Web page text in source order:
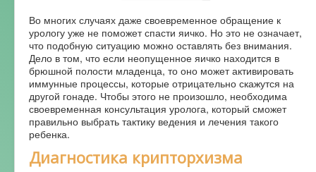
Во многих случаях даже своевременное обращение к
урологу уже не поможет спасти яичко. Но это не означает,
что подобную ситуацию можно оставлять без внимания.
Дело в том, что если неопущенное яичко находится в
брюшной полости младенца, то оно может активировать
иммунные процессы, которые отрицательно скажутся на
другой гонаде. Чтобы этого не произошло, необходима
своевременная консультация уролога, который сможет
правильно выбрать тактику ведения и лечения такого
ребенка.
Диагностика крипторхизма